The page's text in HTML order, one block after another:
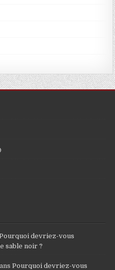
devriez-vous
sable noir ?
Pourquoi devriez-vous